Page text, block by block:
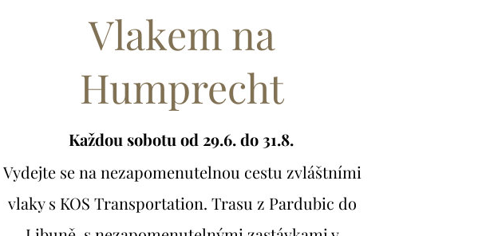
Vlakem na
Humprecht
Každou sobotu od 29.6. do 31.8.
Vydejte se na nezapomenutelnou cestu zvláštními
vlaky s KOS Transportation. Trasu z Pardubic do